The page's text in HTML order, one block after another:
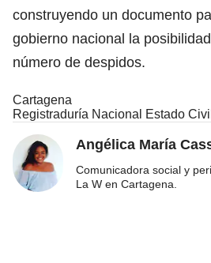
construyendo un documento
gobierno nacional la
número de despidos.
Cartagena
Registraduría Nacional Estado Civil
Angélica María
Comunicadora social y
La W en Cartagena.